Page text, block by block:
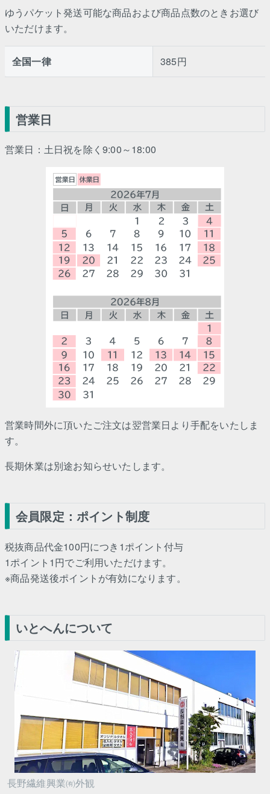
ゆうパケット発送可能な商品および商品点数のときお選び
いただけます。
全国一律 385円
営業日
営業日：土日祝を除く9:00～18:00
営業時間外に頂いたご注文は翌営業日より手配をいたしま
す。
長期休業は別途お知らせいたします。
会員限定：ポイント制度
税抜商品代金100円につき1ポイント付与
1ポイント1円でご利用いただけます。
※商品発送後ポイントが有効になります。
いとへんについて
長野繊維興業㈲外観